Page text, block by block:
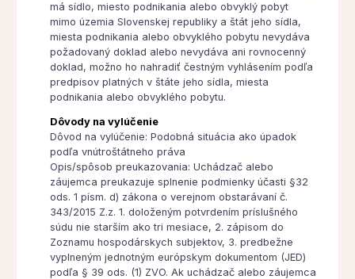
má sídlo, miesto podnikania alebo obvyklý pobyt
mimo územia Slovenskej republiky a štát jeho sídla,
miesta podnikania alebo obvyklého pobytu nevydáva
požadovaný doklad alebo nevydáva ani rovnocenný
doklad, možno ho nahradiť čestným vyhlásením podľa
predpisov platných v štáte jeho sídla, miesta
podnikania alebo obvyklého pobytu.
Dôvody na vylúčenie
Dôvod na vylúčenie: Podobná situácia ako úpadok
podľa vnútroštátneho práva
Opis/spôsob preukazovania: Uchádzač alebo
záujemca preukazuje splnenie podmienky účasti §32
ods. 1 písm. d) zákona o verejnom obstarávaní č.
343/2015 Z.z. 1. doloženým potvrdením príslušného
súdu nie starším ako tri mesiace, 2. zápisom do
Zoznamu hospodárskych subjektov, 3. predbežne
vyplneným jednotným európskym dokumentom (JED)
podľa § 39 ods. (1) ZVO. Ak uchádzač alebo záujemca